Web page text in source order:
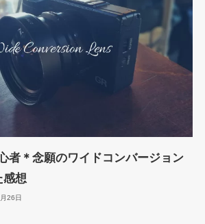
者＊念願のワイドコンバージョン
感想
26日